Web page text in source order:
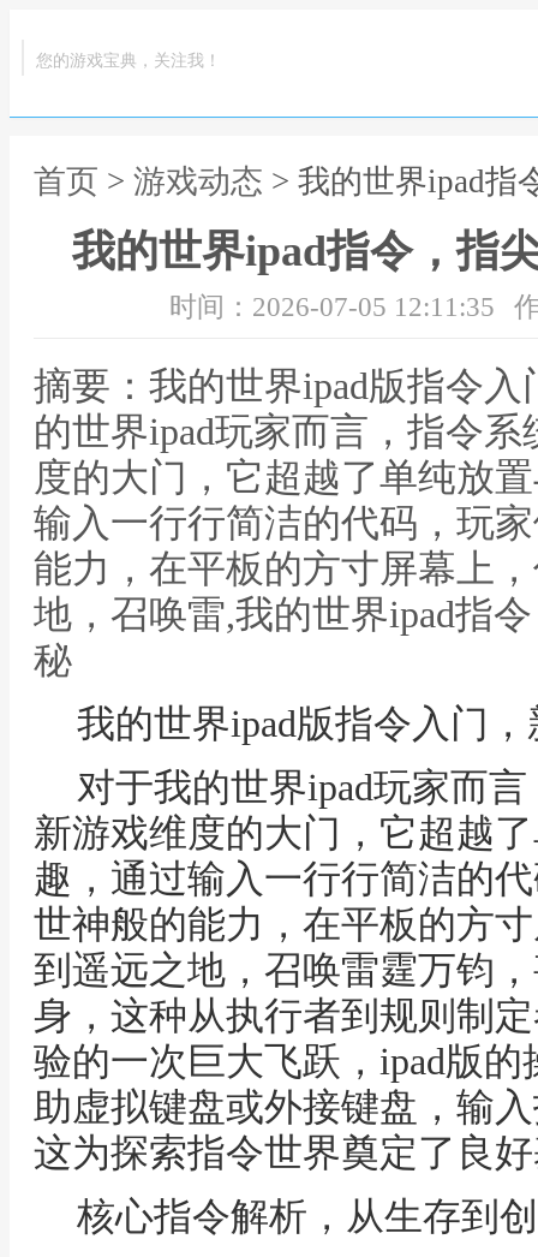
您的游戏宝典，关注我！
首页 > 游戏动态 > 我的世界ipad指
我的世界ipad指令，指
时间：2026-07-05 12:11:35
摘要：我的世界ipad版指令
的世界ipad玩家而言，指令
度的大门，它超越了单纯放
输入一行行简洁的代码，玩
能力，在平板的方寸屏幕上
地，召唤雷,我的世界ipad指
秘
我的世界ipad版指令入门
对于我的世界ipad玩家而
新游戏维度的大门，它超越
趣，通过输入一行行简洁的
世神般的能力，在平板的方
到遥远之地，召唤雷霆万钧
身，这种从执行者到规则制
验的一次巨大飞跃，ipad版
助虚拟键盘或外接键盘，输
这为探索指令世界奠定了良
核心指令解析，从生存到